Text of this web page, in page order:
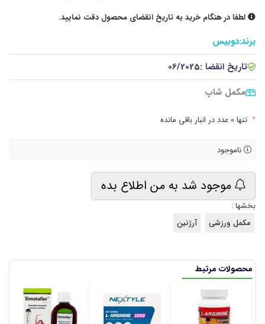
لطفا در هنگام خرید به تاریخ انقضای محصول دقت نمایید.
برند:دوبیس
تاریخ انقضا :06/2025
مکمل شاپ
• تنها 0 عدد در انبار باقی مانده
ناموجود
موجود شد به من اطلاع بده
بخشها :
مکمل ورزشی
آرژنین
محصولات مرتبط